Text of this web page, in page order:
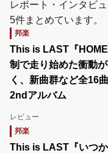
レポート・インタビ
5件まとめています。
邦楽
This is LAST『
制で走り始めた衝動
く、新曲群など全16
2ndアルバム
レビュー
邦楽
This is LAST『いつ